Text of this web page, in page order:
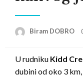
Biram DOBRO
U rudniku Kidd
dubini od oko 3